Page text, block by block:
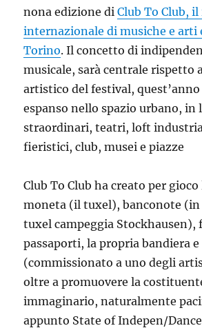
nona edizione diClub To Club,
internazionale di musiche e
Torino. Il concetto di
musicale, sarà centrale rispetto
artistico del festival,
espanso nello spazio urbano, in
straordinari, teatri, loft
fieristici, club, musei e piazze
Club To Club ha creato per
moneta (il tuxel), banconote (in
tuxel campeggia Stockhausen),
passaporti, la propria bandiera e
(commissionato a uno degli
oltre a promuovere la
immaginario, naturalmente
appunto State of Indepen/